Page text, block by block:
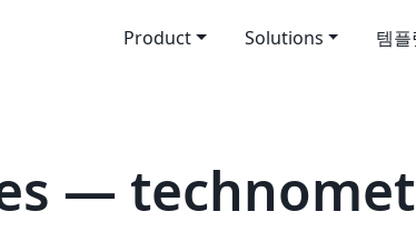
Product Solutions 템플
—